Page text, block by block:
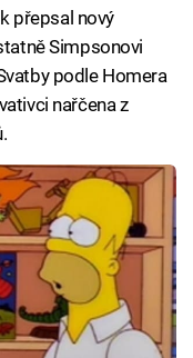
přepsal nový
Simpsonovi
podle Homera
nařčena z